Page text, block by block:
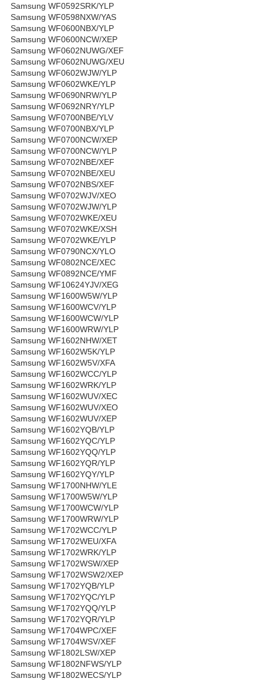
Samsung WF0592SRK/YLP
Samsung WF0598NXW/YAS
Samsung WF0600NBX/YLP
Samsung WF0600NCW/XEP
Samsung WF0602NUWG/XEF
Samsung WF0602NUWG/XEU
Samsung WF0602WJW/YLP
Samsung WF0602WKE/YLP
Samsung WF0690NRW/YLP
Samsung WF0692NRY/YLP
Samsung WF0700NBE/YLV
Samsung WF0700NBX/YLP
Samsung WF0700NCW/XEP
Samsung WF0700NCW/YLP
Samsung WF0702NBE/XEF
Samsung WF0702NBE/XEU
Samsung WF0702NBS/XEF
Samsung WF0702WJV/XEO
Samsung WF0702WJW/YLP
Samsung WF0702WKE/XEU
Samsung WF0702WKE/XSH
Samsung WF0702WKE/YLP
Samsung WF0790NCX/YLO
Samsung WF0802NCE/XEC
Samsung WF0892NCE/YMF
Samsung WF10624YJV/XEG
Samsung WF1600W5W/YLP
Samsung WF1600WCV/YLP
Samsung WF1600WCW/YLP
Samsung WF1600WRW/YLP
Samsung WF1602NHW/XET
Samsung WF1602W5K/YLP
Samsung WF1602W5V/XFA
Samsung WF1602WCC/YLP
Samsung WF1602WRK/YLP
Samsung WF1602WUV/XEC
Samsung WF1602WUV/XEO
Samsung WF1602WUV/XEP
Samsung WF1602YQB/YLP
Samsung WF1602YQC/YLP
Samsung WF1602YQQ/YLP
Samsung WF1602YQR/YLP
Samsung WF1602YQY/YLP
Samsung WF1700NHW/YLE
Samsung WF1700W5W/YLP
Samsung WF1700WCW/YLP
Samsung WF1700WRW/YLP
Samsung WF1702WCC/YLP
Samsung WF1702WEU/XFA
Samsung WF1702WRK/YLP
Samsung WF1702WSW/XEP
Samsung WF1702WSW2/XEP
Samsung WF1702YQB/YLP
Samsung WF1702YQC/YLP
Samsung WF1702YQQ/YLP
Samsung WF1702YQR/YLP
Samsung WF1704WPC/XEF
Samsung WF1704WSV/XEF
Samsung WF1802LSW/XEP
Samsung WF1802NFWS/YLP
Samsung WF1802WECS/YLP